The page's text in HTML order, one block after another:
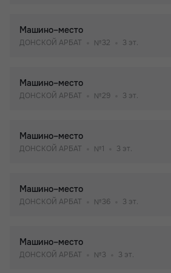
Машино–место
ДОНСКОЙ АРБАТ №32 3 эт.
Машино–место
ДОНСКОЙ АРБАТ №29 3 эт.
Машино–место
ДОНСКОЙ АРБАТ №1 3 эт.
Машино–место
ДОНСКОЙ АРБАТ №36 3 эт.
Машино–место
ДОНСКОЙ АРБАТ №3 3 эт.